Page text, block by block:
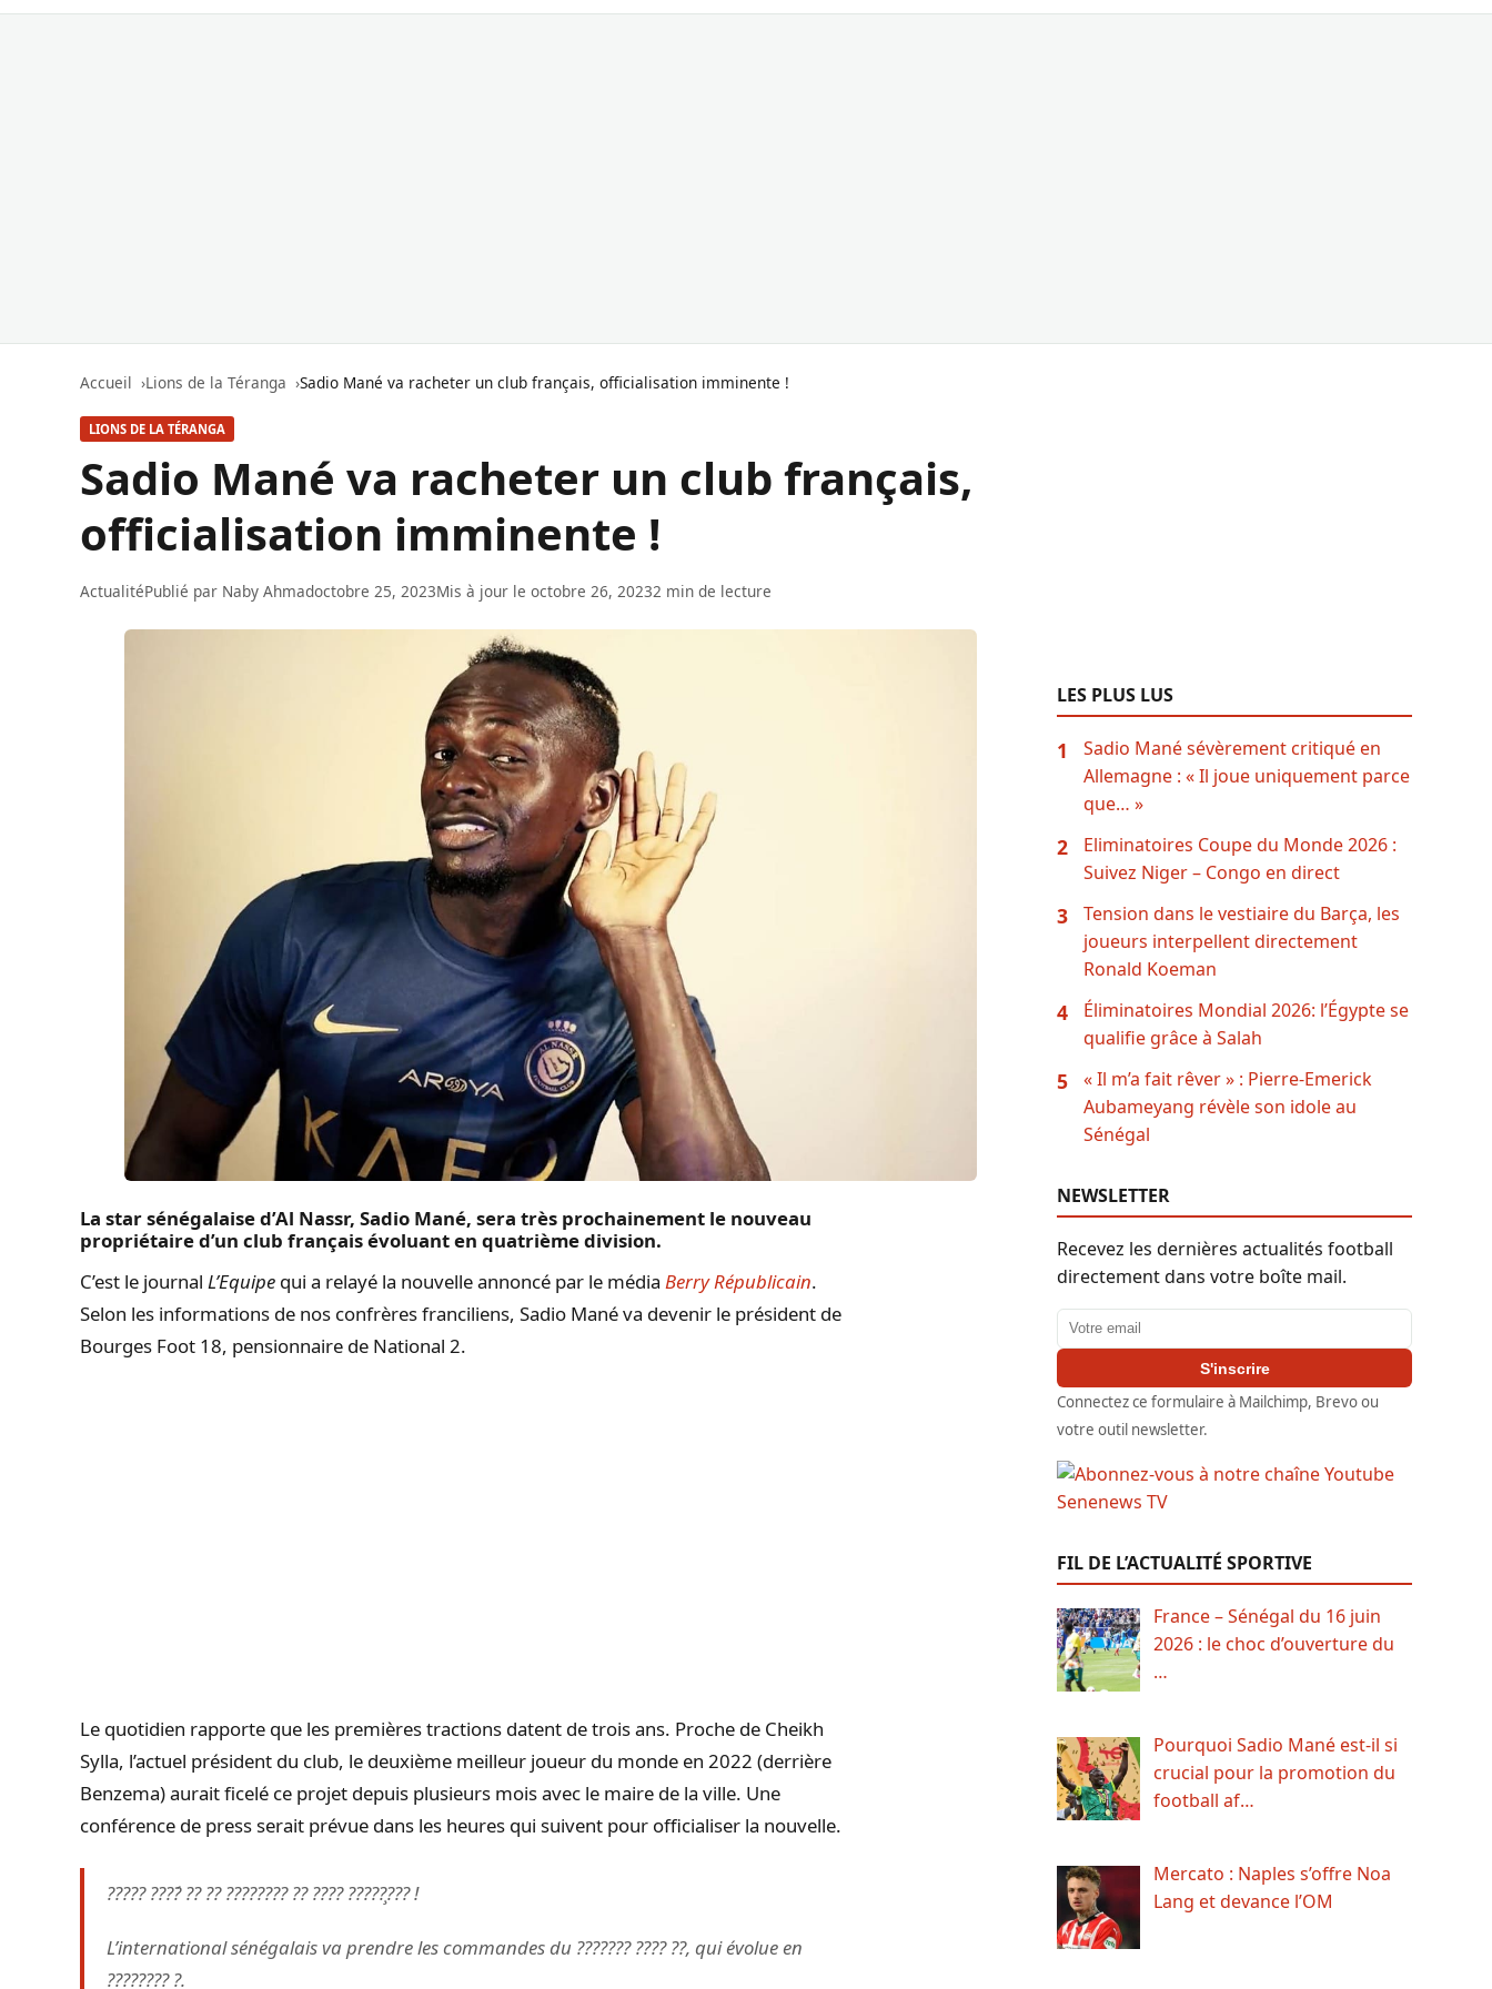
Accueil Lions de la Téranga Sadio Mané va racheter un club français, officialisation imminente !
LIONS DE LA TÉRANGA
Sadio Mané va racheter un club français,
officialisation imminente !
ActualitéPublié par Naby Ahmadoctobre 25, 2023Mis à jour le octobre 26, 20232 min de lecture
La star sénégalaise d’Al Nassr, Sadio Mané, sera très prochainement le nouveau
propriétaire d’un club français évoluant en quatrième division.
C’est le journal L’Equipe qui a relayé la nouvelle annoncé par le média Berry Républicain.
Selon les informations de nos confrères franciliens, Sadio Mané va devenir le président de
Bourges Foot 18, pensionnaire de National 2.
Le quotidien rapporte que les premières tractions datent de trois ans. Proche de Cheikh
Sylla, l’actuel président du club, le deuxième meilleur joueur du monde en 2022 (derrière
Benzema) aurait ficelé ce projet depuis plusieurs mois avec le maire de la ville. Une
conférence de press serait prévue dans les heures qui suivent pour officialiser la nouvelle.
????? ????́ ?? ?? ???????? ?? ???? ?????̧??? !
L’international sénégalais va prendre les commandes du ??????? ???? ??, qui évolue en
???????? ?.
LES PLUS LUS
1
Sadio Mané sévèrement critiqué en
Allemagne : « Il joue uniquement parce
que… »
2
Eliminatoires Coupe du Monde 2026 :
Suivez Niger – Congo en direct
3
Tension dans le vestiaire du Barça, les
joueurs interpellent directement
Ronald Koeman
4
Éliminatoires Mondial 2026: l’Égypte se
qualifie grâce à Salah
5
« Il m’a fait rêver » : Pierre-Emerick
Aubameyang révèle son idole au
Sénégal
NEWSLETTER
Recevez les dernières actualités football
directement dans votre boîte mail.
Adresse email
S'inscrire
Connectez ce formulaire à Mailchimp, Brevo ou
votre outil newsletter.
FIL DE L’ACTUALITÉ SPORTIVE
France – Sénégal du 16 juin
2026 : le choc d’ouverture du
…
Pourquoi Sadio Mané est-il si
crucial pour la promotion du
football af…
Mercato : Naples s’offre Noa
Lang et devance l’OM